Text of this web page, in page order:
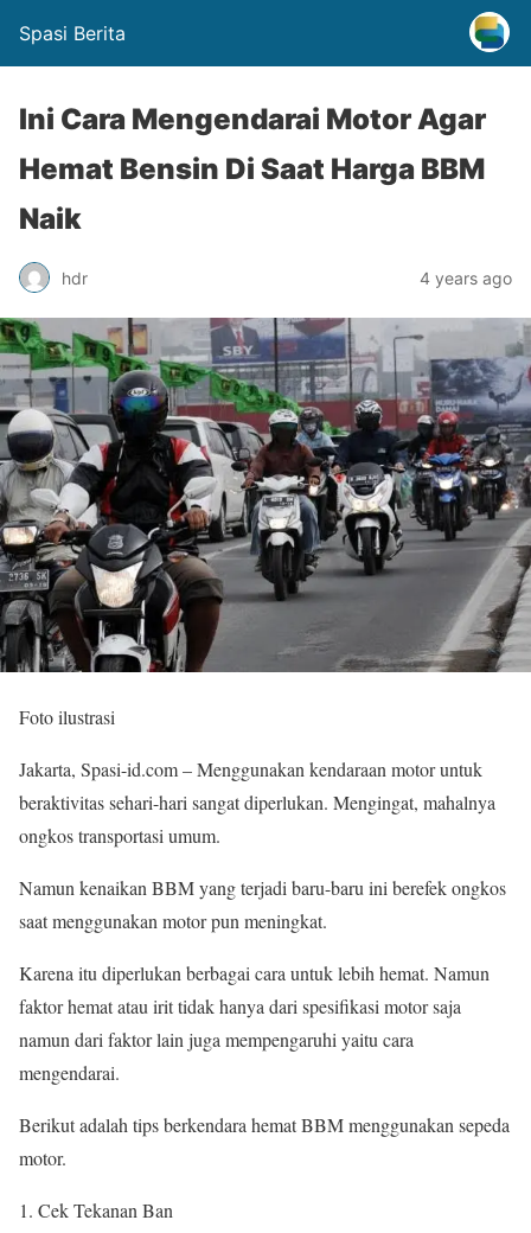
Spasi Berita
Ini Cara Mengendarai Motor Agar
Hemat Bensin Di Saat Harga BBM
Naik
hdr 4 years ago
Foto ilustrasi
Jakarta, Spasi-id.com – Menggunakan kendaraan motor untuk
beraktivitas sehari-hari sangat diperlukan. Mengingat, mahalnya
ongkos transportasi umum.
Namun kenaikan BBM yang terjadi baru-baru ini berefek ongkos
saat menggunakan motor pun meningkat.
Karena itu diperlukan berbagai cara untuk lebih hemat. Namun
faktor hemat atau irit tidak hanya dari spesifikasi motor saja
namun dari faktor lain juga mempengaruhi yaitu cara
mengendarai.
Berikut adalah tips berkendara hemat BBM menggunakan sepeda
motor.
Cek Tekanan Ban